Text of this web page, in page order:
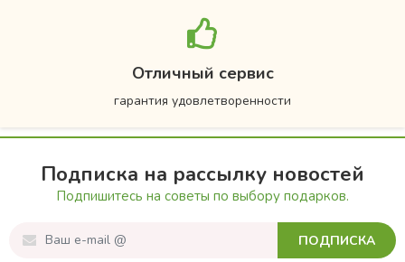
Отличный сервис
гарантия удовлетворенности
Подписка на рассылку новостей
Подпишитесь на советы по выбору подарков.
ПОДПИСКА